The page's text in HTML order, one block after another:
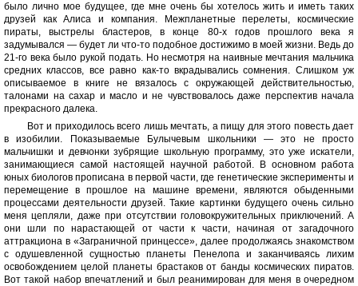
было лично мое будущее, где мне очень бы хотелось жить и иметь таких
друзей как Алиса и компания. Межпланетные перелеты, космические
пираты, выстрелы бластеров, в конце 80-х годов прошлого века я
задумывался — будет ли что-то подобное достижимо в моей жизни. Ведь до
21-го века было рукой подать. Но несмотря на наивные мечтания мальчика
средних классов, все равно как-то вкрадывались сомнения. Слишком уж
описываемое в книге не вязалось с окружающей действительностью,
талонами на сахар и масло и не чувствовалось даже перспектив начала
прекрасного далека.
Вот и приходилось всего лишь мечтать, а пищу для этого повесть дает
в изобилии. Показываемые Булычевым школьники — это не просто
мальчишки и девчонки зубрящие школьную программу, это уже искатели,
занимающиеся самой настоящей научной работой. В основном работа
юных биологов прописана в первой части, где генетические эксперименты и
перемещение в прошлое на машине времени, являются обыденными
процессами деятельности друзей. Такие картинки будущего очень сильно
меня цепляли, даже при отсутствии головокружительных приключений. А
они шли по нарастающей от части к части, начиная от загадочного
аттракциона в «Заграничной принцессе», далее продолжаясь знакомством
с одушевленной сущностью планеты Пенелопа и заканчиваясь лихим
освобождением целой планеты брастаков от банды космических пиратов.
Вот такой набор впечатлений и был реанимирован для меня в очередном